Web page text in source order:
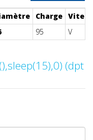
Charge
95 V
(dpt